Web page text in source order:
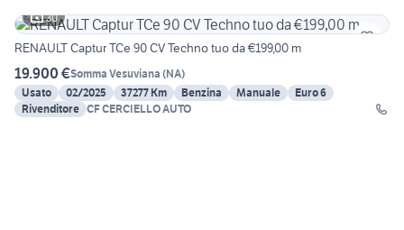
30
RENAULT Captur TCe 90 CV Techno tuo da €199,00 m
19.900 €Somma Vesuviana (NA)
Usato
02/2025 37277 Km Benzina Manuale
Euro 6
Rivenditore CF CERCIELLO AUTO